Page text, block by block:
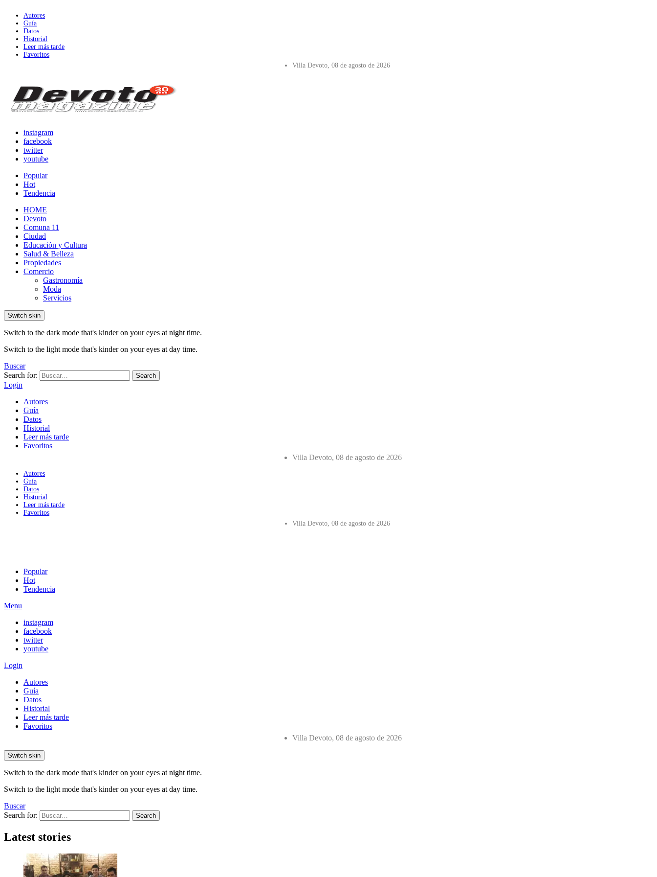
Autores
Guía
Datos
Historial
Leer más tarde
Favoritos
Villa Devoto, 08 de agosto de 2026
instagram
facebook
twitter
youtube
Popular
Hot
Tendencia
HOME
Devoto
Comuna 11
Ciudad
Educación y Cultura
Salud & Belleza
Propiedades
Comercio
Gastronomía
Moda
Servicios
Switch skin
Switch to the dark mode that's kinder on your eyes at night time.
Switch to the light mode that's kinder on your eyes at day time.
Buscar
Search for:
Search
Login
Autores
Guía
Datos
Historial
Leer más tarde
Favoritos
Villa Devoto, 08 de agosto de 2026
Autores
Guía
Datos
Historial
Leer más tarde
Favoritos
Villa Devoto, 08 de agosto de 2026
Popular
Hot
Tendencia
Menu
instagram
facebook
twitter
youtube
Login
Autores
Guía
Datos
Historial
Leer más tarde
Favoritos
Villa Devoto, 08 de agosto de 2026
Switch skin
Switch to the dark mode that's kinder on your eyes at night time.
Switch to the light mode that's kinder on your eyes at day time.
Buscar
Search for:
Search
Latest stories